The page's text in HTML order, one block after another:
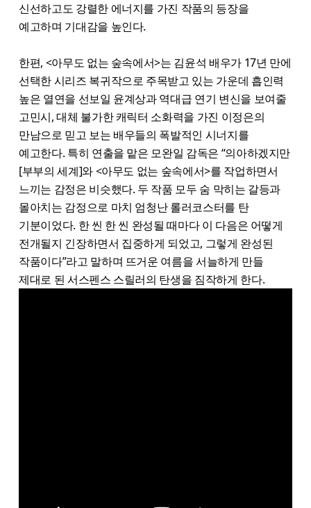
신선하고도 강렬한 에너지를 가진 작품의 등장을
예고하며 기대감을 높인다.
한편, <아무도 없는 숲속에서>​는 김윤석 배우가 17년 만에
선택한 시리즈 복귀작으로 주목받고 있는 가운데 흡인력
높은 열연을 선보일 윤계상과 역대급 연기 변신을 보여줄
고민시, 대체 불가한 캐릭터 소화력을 가진 이정은의
만남으로 믿고 보는 배우들의 폭발적인 시너지를
예고한다. 특히 연출을 맡은 모완일 감독은 “의아하겠지만
[부부의 세계]와 <아무도 없는 숲속에서>를 작업하면서
느끼는 감정은 비슷했다. 두 작품 모두 숨 막히는 갈등과
몰아치는 감정으로 마치 엄청난 롤러코스터를 탄
기분이었다. 한 씬 한 씬 완성될 때마다 이 다음은 어떻게
전개될지 긴장하면서 집중하게 되었고, 그렇게 완성된
작품이다”라고 말하며 뜨거운 여름을 서늘하게 만들
제대로 된 서스펜스 스릴러의 탄생을 짐작하게 한다.